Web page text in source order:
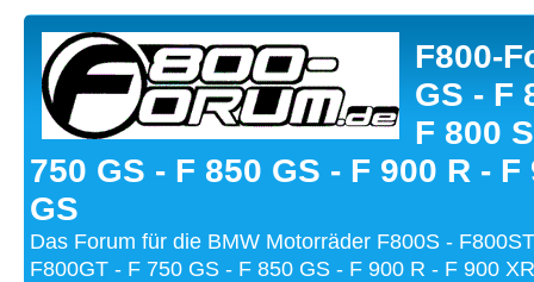
F800-
GS - F
F 800
750 GS - F 850 GS - F 900 R - F
GS
Das Forum für die BMW Motorräder F800S -
F800GT - F 750 GS - F 850 GS - F 900 R - F 900